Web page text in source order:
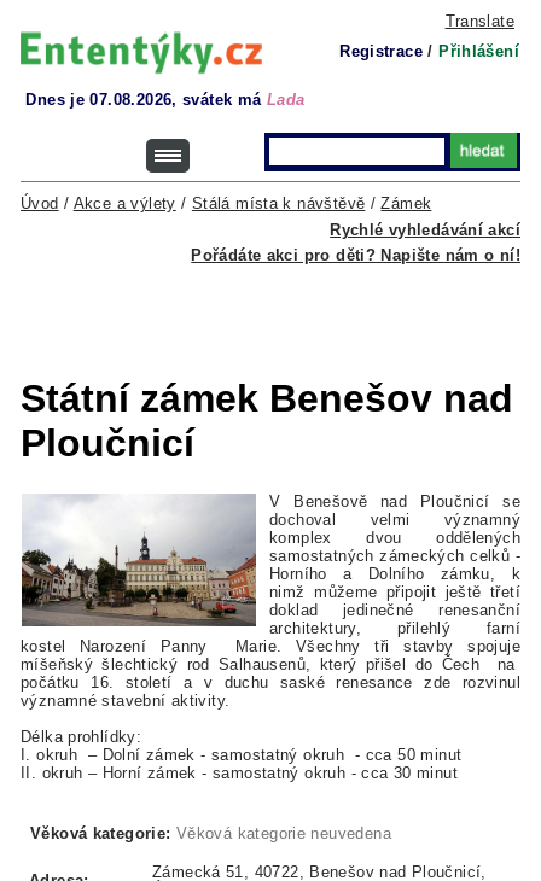
Translate
Registrace / Přihlášení
Dnes je 07.08.2026, svátek má Lada
Rychlé vyhledávání akcí
Úvod / Akce a výlety / Stálá místa k návštěvě /Zámek
Pořádáte akci pro děti? Napište nám o ní!
Státní zámek Benešov nad
Ploučnicí
V Benešově nad Ploučnicí se
dochoval velmi významný
komplex dvou oddělených
samostatných zámeckých celků -
Horního a Dolního zámku, k
nimž můžeme připojit ještě třetí
doklad jedinečné renesanční
architektury, přilehlý farní
kostel Narození Panny Marie. Všechny tři stavby spojuje
míšeňský šlechtický rod Salhausenů, který přišel do Čech na
počátku 16. století a v duchu saské renesance zde rozvinul
významné stavební aktivity.
Délka prohlídky:
I. okruh – Dolní zámek - samostatný okruh - cca 50 minut
II. okruh – Horní zámek - samostatný okruh - cca 30 minut
Věková kategorie: Věková kategorie neuvedena
Zámecká 51, 40722, Benešov nad Ploučnicí,